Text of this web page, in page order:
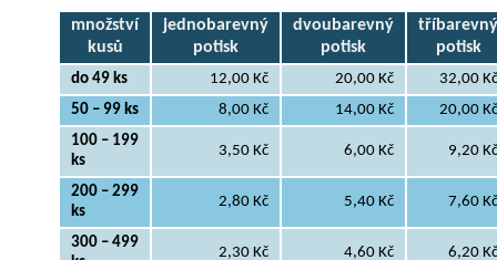
množství
kusů
jednobarevný
potisk
dvoubarevný
potisk
tříbarevný
potisk
do 49 ks 12,00 Kč 20,00 Kč
32,00 Kč
50 – 99 ks
8,00 Kč 14,00 Kč
20,00 Kč
100 – 199
ks
3,50 Kč 6,00 Kč 9,20 Kč
200 – 299
ks
2,80 Kč 5,40 Kč 7,60 Kč
300 – 499
2,30 Kč 4,60 Kč 6,20 Kč